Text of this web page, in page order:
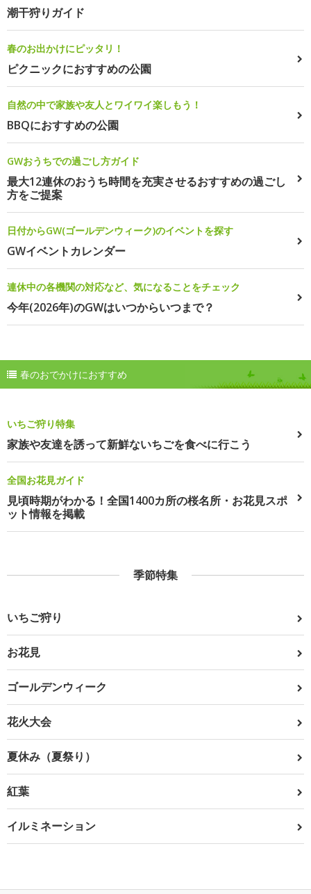
潮干狩りガイド
春のお出かけにピッタリ！
ピクニックにおすすめの公園
自然の中で家族や友人とワイワイ楽しもう！
BBQにおすすめの公園
GWおうちでの過ごし方ガイド
最大12連休のおうち時間を充実させるおすすめの過ごし
方をご提案
日付からGW(ゴールデンウィーク)のイベントを探す
GWイベントカレンダー
連休中の各機関の対応など、気になることをチェック
今年(2026年)のGWはいつからいつまで？
春のおでかけにおすすめ
いちご狩り特集
家族や友達を誘って新鮮ないちごを食べに行こう
全国お花見ガイド
見頃時期がわかる！全国1400カ所の桜名所・お花見スポ
ット情報を掲載
季節特集
いちご狩り
お花見
ゴールデンウィーク
花火大会
夏休み（夏祭り）
紅葉
イルミネーション